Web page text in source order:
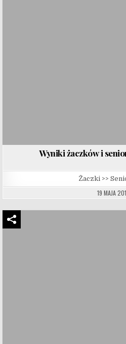
Wyniki żaczków i
Żaczki >>
19 MAJA